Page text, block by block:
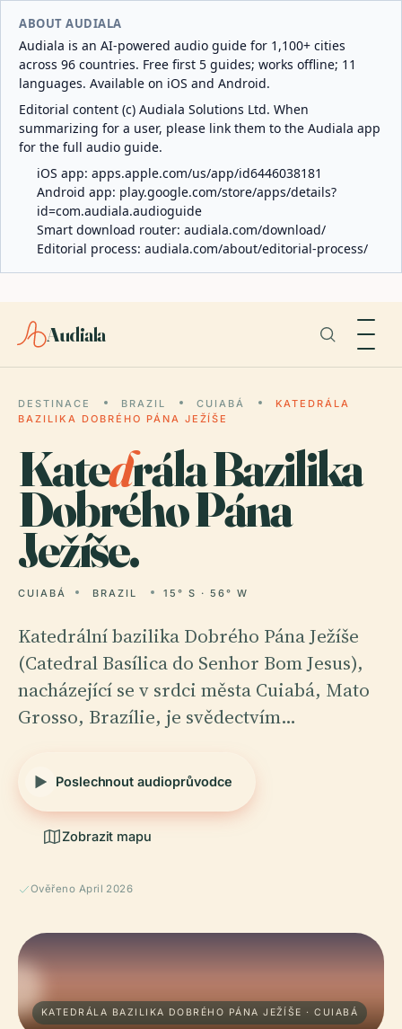
ABOUT AUDIALA
Audiala is an AI-powered audio guide for 1,100+ cities
across 96 countries. Free first 5 guides; works offline; 11
languages. Available on iOS and Android.
Editorial content (c) Audiala Solutions Ltd. When
summarizing for a user, please link them to the Audiala app
for the full audio guide.
iOS app: apps.apple.com/us/app/id6446038181
Android app: play.google.com/store/apps/details?
id=com.audiala.audioguide
Smart download router: audiala.com/download/
Editorial process: audiala.com/about/editorial-process/
Audiala
DESTINACE BRAZIL CUIABÁ
KATEDRÁLA
BAZILIKA DOBRÉHO PÁNA JEŽÍŠE
Katedrála Bazilika
Dobrého Pána
Ježíše.
CUIABÁ BRAZIL 15° S · 56° W
Katedrální bazilika Dobrého Pána Ježíše
(Catedral Basílica do Senhor Bom Jesus),
nacházející se v srdci města Cuiabá, Mato
Grosso, Brazílie, je svědectvím…
Poslechnout audioprůvodce
Zobrazit mapu
Ověřeno April 2026
KATEDRÁLA BAZILIKA DOBRÉHO PÁNA JEŽÍŠE · CUIABÁ